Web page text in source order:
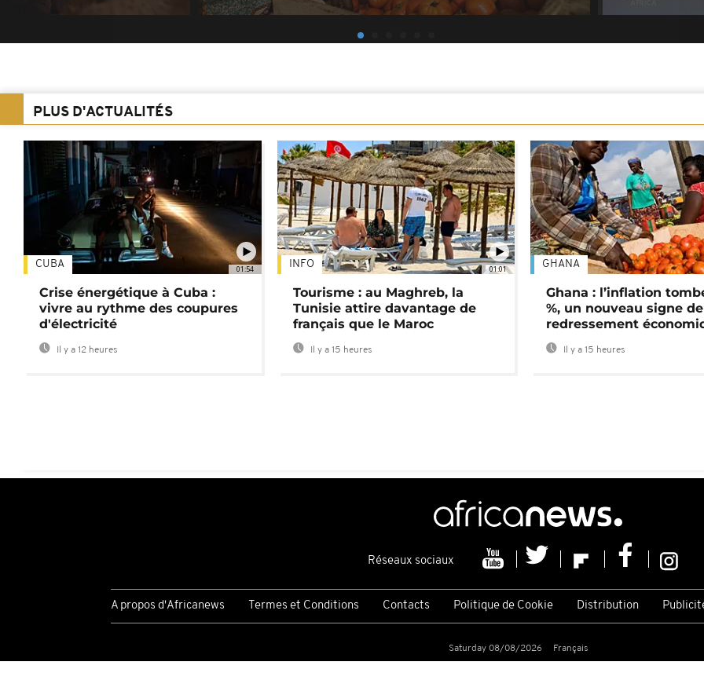
PLUS D'ACTUALITÉS
01:54
CUBA
Crise énergétique à Cuba :
vivre au rythme des coupures
d'électricité
Il y a 12 heures
01:01
INFO
Tourisme : au Maghreb, la
Tunisie attire davantage de
français que le Maroc
Il y a 15 heures
GHANA
Ghana : l’inflation
%, un nouveau signe de
redressement
Il y a 15 heures
Réseaux sociaux
A propos d'Africanews Termes et Conditions Contacts Politique de Cookie Distribution
Saturday 08/08/2026